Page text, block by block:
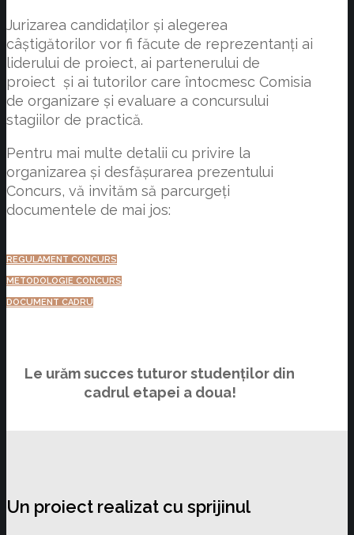
Jurizarea candidaților și alegerea
câștigătorilor vor fi făcute de reprezentanți ai
liderului de proiect, ai partenerului de
proiect și ai tutorilor care întocmesc Comisia
de organizare și evaluare a concursului
stagiilor de practică.
Pentru mai multe detalii cu privire la
organizarea și desfășurarea prezentului
Concurs, vă invităm să parcurgeți
documentele de mai jos:
REGULAMENT CONCURS
METODOLOGIE CONCURS
DOCUMENT CADRU
Le urăm succes tuturor studenților din
cadrul etapei a doua!
Un proiect realizat cu sprijinul